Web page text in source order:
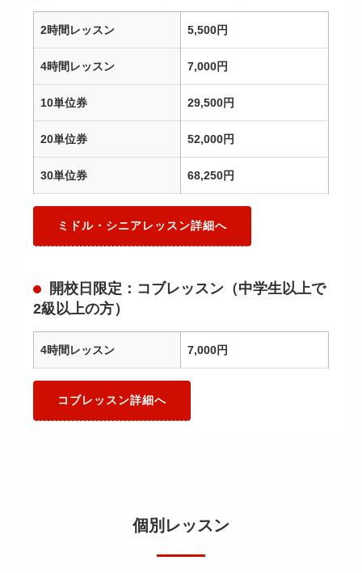
2時間レッスン 5,500円
4時間レッスン 7,000円
10単位券 29,500円
20単位券 52,000円
30単位券 68,250円
ミドル・シニアレッスン詳細へ
開校日限定：コブレッスン（中学生以上で
2級以上の方）
4時間レッスン 7,000円
コブレッスン詳細へ
個別レッスン